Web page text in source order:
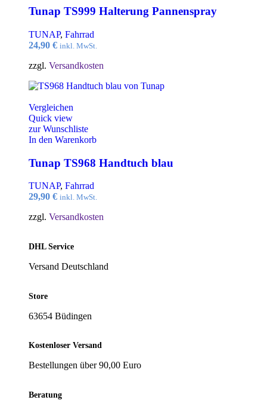
Tunap TS999 Halterung Pannenspray
TUNAP, Fahrrad
24,90 € inkl. MwSt.
zzgl. Versandkosten
Vergleichen
Quick view
zur Wunschliste
In den Warenkorb
Tunap TS968 Handtuch blau
TUNAP, Fahrrad
29,90 € inkl. MwSt.
zzgl. Versandkosten
DHL Service
Versand Deutschland
Store
63654 Büdingen
Kostenloser Versand
Bestellungen über 90,00 Euro
Beratung